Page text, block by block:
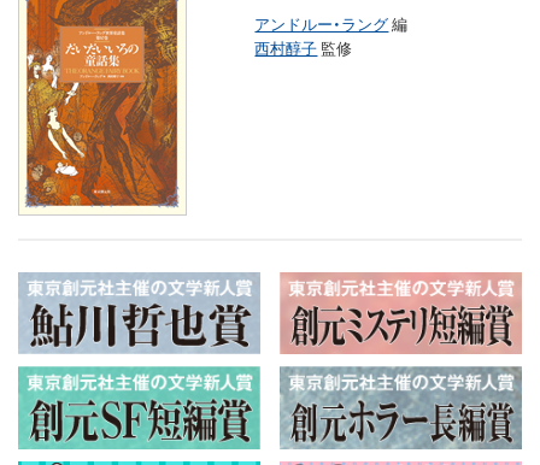
アンドルー・ラング編
西村醇子 監修